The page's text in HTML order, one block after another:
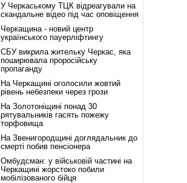
У Черкаському ТЦК відреагували на
скандальне відео під час оповіщення
Черкащина - новий центр
українського пауерліфтингу
СБУ викрила жительку Черкас, яка
поширювала проросійську
пропаганду
На Черкащині оголосили жовтий
рівень небезпеки через грози
На Золотоніщині понад 30
рятувальників гасять пожежу
торфовища
На Звенигородщині доглядальник до
смерті побив пенсіонера
Омбудсман: у військовій частині на
Черкащині жорстоко побили
мобілізованого бійця